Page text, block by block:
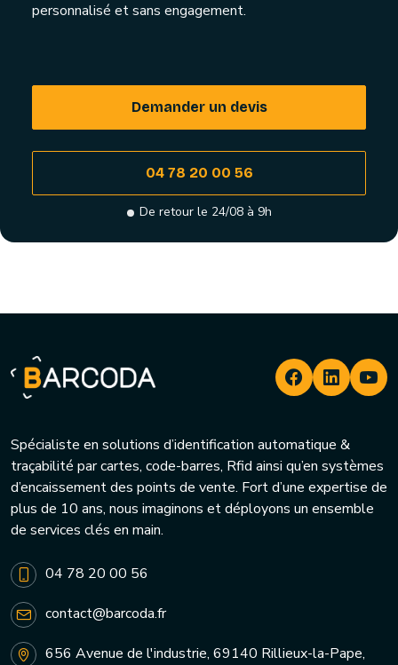
personnalisé et sans engagement.
Demander un devis
04 78 20 00 56
De retour le 24/08 à 9h
Spécialiste en solutions d’identification automatique &
traçabilité par cartes, code-barres, Rfid ainsi qu’en systèmes
d’encaissement des points de vente. Fort d’une expertise de
plus de 10 ans, nous imaginons et déployons un ensemble
de services clés en main.
04 78 20 00 56
contact@barcoda.fr
656 Avenue de l'industrie, 69140 Rillieux-la-Pape,